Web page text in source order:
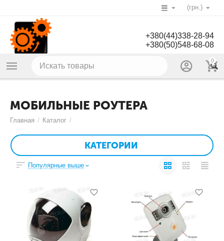
(грн.)
+380(44)338-28-94
+380(50)548-68-08
0
МОБИЛЬНЫЕ РОУТЕРА
Главная / Каталог /
КАТЕГОРИИ
Популярные выше